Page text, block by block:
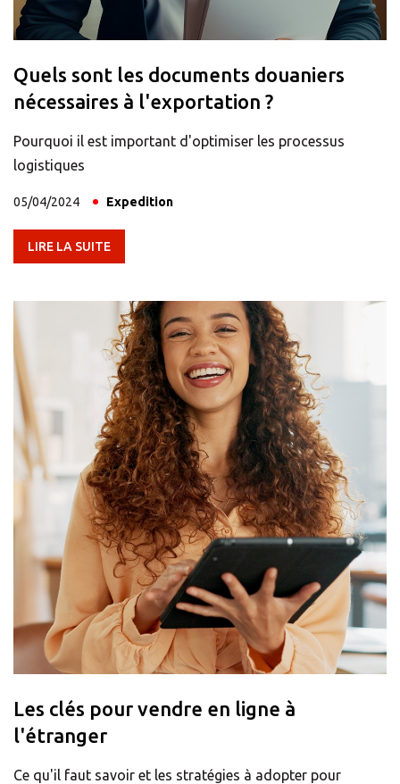
Quels sont les documents douaniers
nécessaires à l'exportation ?
Pourquoi il est important d'optimiser les processus
logistiques
05/04/2024 Expedition
LIRE LA SUITE
Les clés pour vendre en ligne à
l'étranger
Ce qu'il faut savoir et les stratégies à adopter pour
Insérer le code postal ou l'adresse
RECHERCHER
Trouver une alternative
CENTRES
Ou vous pouvez ouvrirun Centre Mail Boxes
Etc.dans votre ville